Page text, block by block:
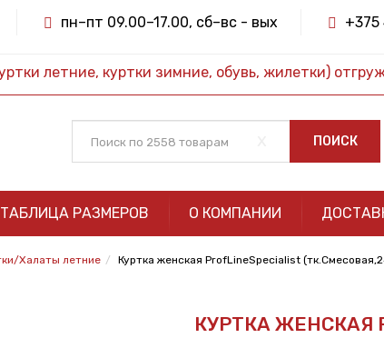
пн–пт 09.00–17.00, сб–вс - вых +375
летние, куртки зимние, обувь, жилетки)
ПОИСК
ТАБЛИЦА РАЗМЕРОВ О КОМПАНИИ
Халаты летние Куртка женская ProfLineSpecialist
КУРТКА ЖЕНСКАЯ